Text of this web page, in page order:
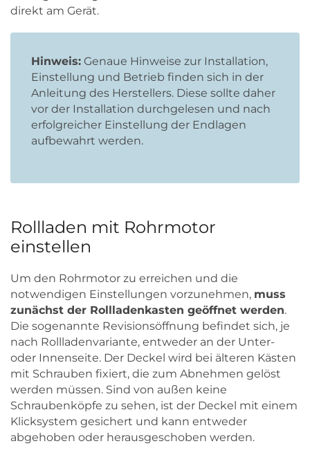
direkt am Gerät.
Hinweis: Genaue Hinweise zur Installation,
Einstellung und Betrieb finden sich in der
Anleitung des Herstellers. Diese sollte daher
vor der Installation durchgelesen und nach
erfolgreicher Einstellung der Endlagen
aufbewahrt werden.
Rollladen mit Rohrmotor
einstellen
Um den Rohrmotor zu erreichen und die
notwendigen Einstellungen vorzunehmen, muss
zunächst der Rollladenkasten geöffnet werden.
Die sogenannte Revisionsöffnung befindet sich, je
nach Rollladenvariante, entweder an der Unter-
oder Innenseite. Der Deckel wird bei älteren Kästen
mit Schrauben fixiert, die zum Abnehmen gelöst
werden müssen. Sind von außen keine
Schraubenköpfe zu sehen, ist der Deckel mit einem
Klicksystem gesichert und kann entweder
abgehoben oder herausgeschoben werden.